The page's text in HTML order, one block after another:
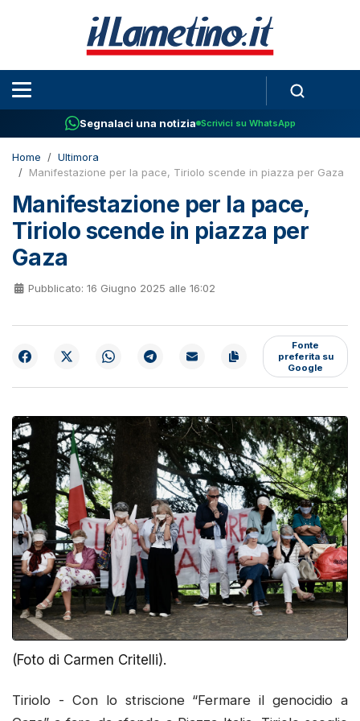
Segnalaci una notizia Scrivici su WhatsApp
Home
Ultimora
Manifestazione per la pace, Tiriolo scende in piazza per Gaza
Manifestazione per la pace,
Tiriolo scende in piazza per
Gaza
Pubblicato: 16 Giugno 2025 alle 16:02
Fonte
preferita su
Google
(Foto di Carmen Critelli).
Tiriolo - Con lo striscione “Fermare il genocidio a